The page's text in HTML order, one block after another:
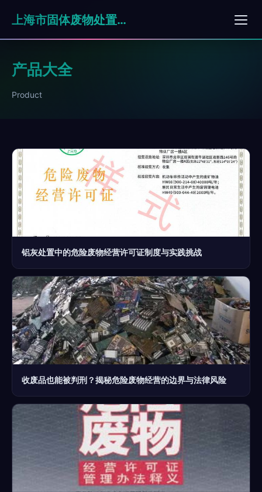
上海市固体废物处置有限公司
产品大全
Product
铝灰处置中的危险废物经营许可证制度与实践挑战
收废品也能被判刑？揭秘危险废物经营的边界与法律风险